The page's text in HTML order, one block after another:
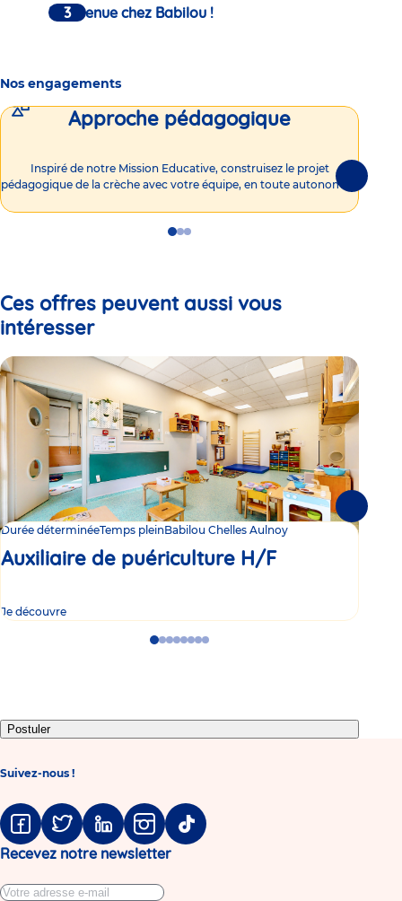
Bienvenue chez Babilou !
Nos engagements
Approche pédagogique
Inspiré de notre Mission Educative, construisez le projet
pédagogique de la crèche avec votre équipe, en toute autonomie !
GoGoGo
Ces offres peuvent aussi vous
intéresser
Durée déterminéeTemps pleinBabilou Chelles Aulnoy
Auxiliaire de puériculture H/F
Je découvre
GoGoGoGoGoGo
GoGo
Postuler
Suivez-nous !
FacebookTwitter LinkedinInstagramTiktok
Recevez notre newsletter